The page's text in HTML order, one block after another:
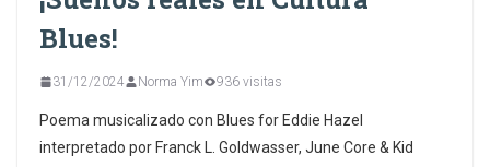
Blues!
31/12/2024 Norma Yim 936 visitas
Poema musicalizado con Blues for Eddie Hazel
interpretado por Franck L. Goldwasser, June Core & Kid